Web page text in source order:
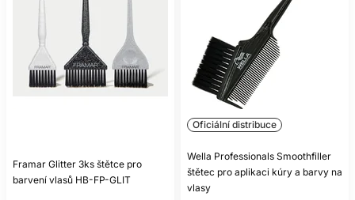
Framar Glitter 3ks štětce pro
barvení vlasů HB-FP-GLIT
Oficiální distribuce
Wella Professionals Smoothfiller
štětec pro aplikaci kúry a barvy na
vlasy